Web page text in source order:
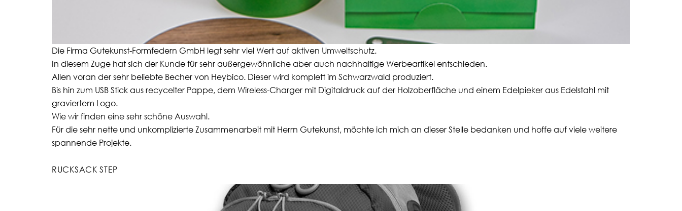
Die Firma Gutekunst-Formfedern GmbH legt sehr viel Wert auf aktiven Umweltschutz.
In diesem Zuge hat sich der Kunde für sehr außergewöhnliche aber auch nachhaltige Werbeartikel entschieden.
Allen voran der sehr beliebte Becher von Heybico. Dieser wird komplett im Schwarzwald produziert.
Bis hin zum USB Stick aus recycelter Pappe, dem Wireless-Charger mit Digitaldruck auf der Holzoberfläche und einem Edelpieker aus Edelstahl mit
graviertem Logo.
Wie wir finden eine sehr schöne Auswahl.
Für die sehr nette und unkomplizierte Zusammenarbeit mit Herrn Gutekunst, möchte ich mich an dieser Stelle bedanken und hoffe auf viele weitere
spannende Projekte.
RUCKSACK STEP